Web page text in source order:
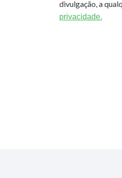
divulgação, a
privacidade.